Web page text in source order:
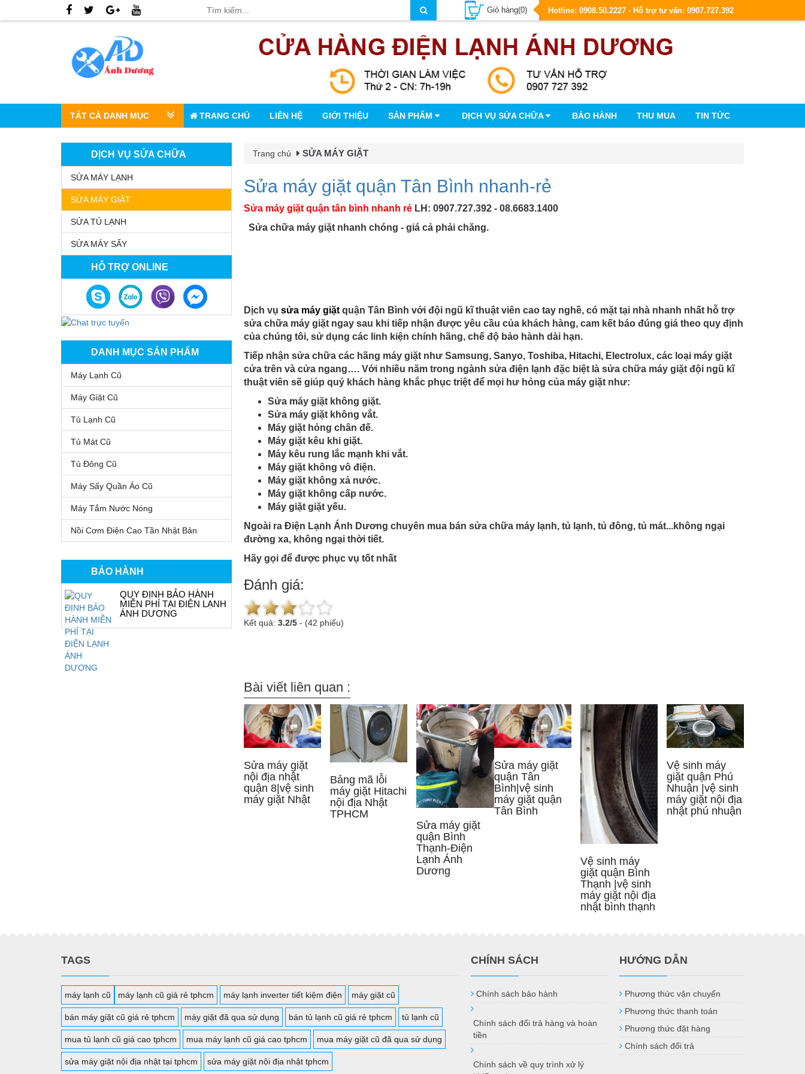
Giỏ hàng(0) Hotline: 0908.50.2227 - Hỗ trợ tư vấn: 0907.727.392
TẤT CẢ DANH MỤC TRANG CHỦ LIÊN HỆ GIỚI THIỆU SẢN PHẨM DỊCH VỤ SỬA CHỮA BẢO HÀNH THU MUA TIN TỨC
DỊCH VỤ SỬA CHỮA
SỬA MÁY LẠNH
SỬA MÁY GIẶT
SỬA TỦ LẠNH
SỬA MÁY SẤY
HỖ TRỢ ONLINE
DANH MỤC SẢN PHẨM
Máy Lạnh Cũ
Máy Giặt Cũ
Tủ Lạnh Cũ
Tủ Mát Cũ
Tủ Đông Cũ
Máy Sấy Quần Áo Cũ
Máy Tắm Nước Nóng
Nồi Cơm Điện Cao Tần Nhật Bản
BẢO HÀNH
QUY ĐỊNH BẢO HÀNH
MIỄN PHÍ TẠI ĐIỆN LẠNH
ÁNH DƯƠNG
Trang chủ SỬA MÁY GIẶT
Sửa máy giặt quận Tân Bình nhanh-rẻ
Sửa máy giặt quận tân bình nhanh rẻ LH: 0907.727.392 - 08.6683.1400
Sửa chữa máy giặt nhanh chóng - giá cả phải chăng.
Dịch vụ sửa máy giặt quận Tân Bình với đội ngũ kĩ thuật viên cao tay nghề, có mặt tại nhà nhanh nhất hỗ trợ
sửa chữa máy giặt ngay sau khi tiếp nhận được yêu cầu của khách hàng, cam kết báo đúng giá theo quy định
của chúng tôi, sử dụng các linh kiện chính hãng, chế độ bảo hành dài hạn.
Tiếp nhận sửa chữa các hãng máy giặt như Samsung, Sanyo, Toshiba, Hitachi, Electrolux, các loại máy giặt
cửa trên và cửa ngang…. Với nhiều năm trong ngành sửa điện lạnh đặc biệt là sửa chữa máy giặt đội ngũ kĩ
thuật viên sẽ giúp quý khách hàng khắc phục triệt để mọi hư hỏng của máy giặt như:
Sửa máy giặt không giặt.
Sửa máy giặt không vắt.
Máy giặt hỏng chân đế.
Máy giặt kêu khi giặt.
Máy kêu rung lắc mạnh khi vắt.
Máy giặt không vô điện.
Máy giặt không xả nước.
Máy giặt không cấp nước.
Máy giặt giặt yếu.
Ngoài ra Điện Lạnh Ánh Dương chuyên mua bán sửa chữa máy lạnh, tủ lạnh, tủ đông, tủ mát...không ngại
đường xa, không ngại thời tiết.
Hãy gọi để được phục vụ tốt nhất
Đánh giá:
Kết quả: 3.2/5 - (42 phiếu)
Bài viết liên quan :
Sửa máy giặt
nội địa nhật
quận 8|vệ sinh
máy giặt Nhật
Bảng mã lỗi
máy giặt Hitachi
nội địa Nhật
TPHCM
Sửa máy giặt
quận Bình
Thạnh-Điện
Lạnh Ánh
Dương
Sửa máy giặt
quận Tân
Bình|vệ sinh
máy giặt quận
Tân Bình
Vệ sinh máy
giặt quận Bình
Thạnh |vệ sinh
máy giặt nội địa
nhật bình thạnh
Vệ sinh máy
giặt quận Phú
Nhuận |vệ sinh
máy giặt nội địa
nhật phú nhuận
TAGS
máy lạnh cũ máy lạnh cũ giá rẻ tphcm máy lạnh inverter tiết kiệm điện máy giặt cũ
bán máy giặt cũ giá rẻ tphcm máy giặt đã qua sử dụng bán tủ lạnh cũ giá rẻ tphcm tủ lạnh cũ
mua tủ lạnh cũ giá cao tphcm mua máy lạnh cũ giá cao tphcm mua máy giặt cũ đã qua sử dụng
sửa máy giặt nội địa nhật tại tphcm sửa máy giặt nội địa nhật tphcm
CHÍNH SÁCH
Chính sách bảo hành
Chính sách đổi trả hàng và hoàn
tiền
Chính sách về quy trình xử lý
HƯỚNG DẪN
Phương thức vận chuyển
Phương thức thanh toán
Phương thức đặt hàng
Chính sách đổi trả